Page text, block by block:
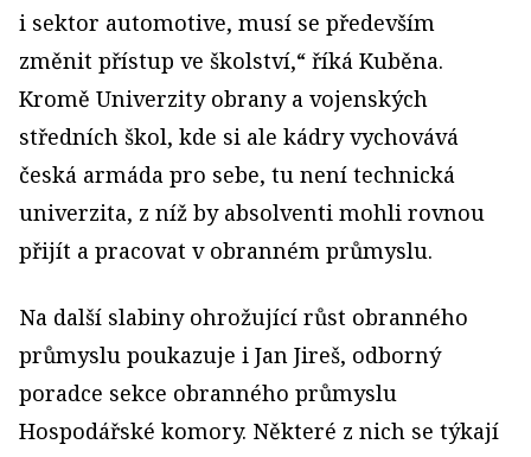
i sektor automotive, musí se především
změnit přístup ve školství,“ říká Kuběna.
Kromě Univerzity obrany a vojenských
středních škol, kde si ale kádry vychovává
česká armáda pro sebe, tu není technická
univerzita, z níž by absolventi mohli rovnou
přijít a pracovat v obranném průmyslu.
Na další slabiny ohrožující růst obranného
průmyslu poukazuje i Jan Jireš, odborný
poradce sekce obranného průmyslu
Hospodářské komory. Některé z nich se týkají